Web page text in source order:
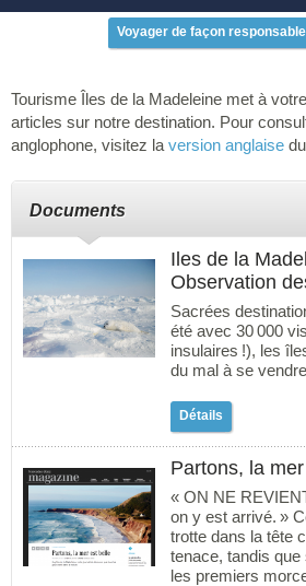
Voyager de façon
Tourisme Îles de la Madeleine met à
articles sur notre destination. Pour
anglophone, visitez la version anglaise
Documents
Iles de la
Observation
Sacrées
été avec 30 000
insulaires !), les
du mal à se
Détails
Partons, la
« ON NE
on y est arrivé. »
trotte dans la tête
tenace, tandis
les premiers